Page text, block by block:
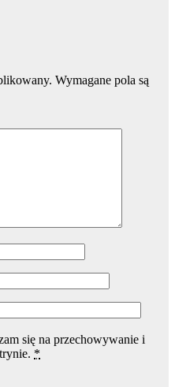
Wymagane pola są
się na przechowywanie i
*